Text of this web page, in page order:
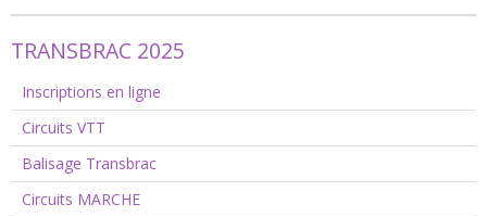
TRANSBRAC 2025
Inscriptions en ligne
Circuits VTT
Balisage Transbrac
Circuits MARCHE